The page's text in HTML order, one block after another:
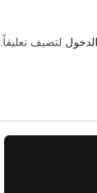
لتضيف تعليقاً.